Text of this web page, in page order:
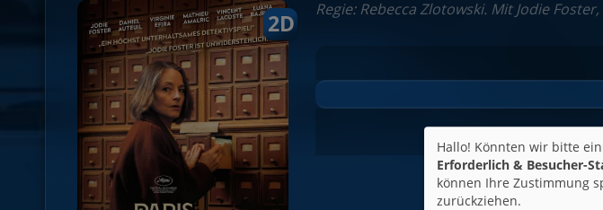
2D Regie: Rebecca Zlotowski. Mit Jodie
Hallo! Könnten wir bitte
Erforderlich & Besucher-
können Ihre Zustimmung
zurückziehen.